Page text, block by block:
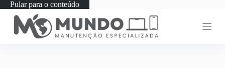
Pular para o conteúdo